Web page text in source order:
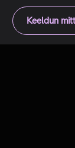
Keeldun